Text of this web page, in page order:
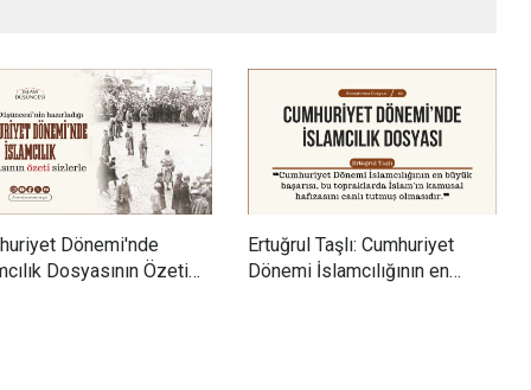
Dönemi'nde
Dosyasının Özeti
Ertuğrul Taşlı: Cumhuriyet
Dönemi İslamcılığının en